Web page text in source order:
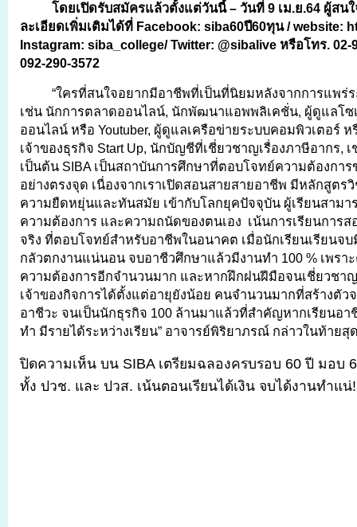
โดยเปิดรับสมัครแล้วตั้งแต่วันนี้ – วันที่ 9 เม.ย.64 ผู้สนใ
ละเอียดเพิ่มเติมได้ที่ Facebook: siba60ปี60ทุน / website:
Instagram: siba_college/ Twitter: @sibalive หรือโทร. 02-
092-290-3572
“ใครที่สนใจอยากมีอาชีพที่เป็นที่นิยมหลังจากการแพร่
เช่น นักการตลาดออนไลน์, นักพัฒนาแอพพลิเคชั่น, ผู้ดูแลโซ
ออนไลน์ หรือ Youtuber, ผู้ดูแลเครือข่ายระบบคอมพิวเตอร์ ห
เจ้าของธุรกิจ Start Up, นักบัญชีที่เชี่ยวชาญเรื่องภาษีอากร,
เป็นต้น SIBA เป็นสถาบันการศึกษาที่ตอบโจทย์ความต้องการ
อย่างตรงจุด เนื่องจากเราเปิดสอนสายสายอาชีพ มีหลักสูตร
ความยืดหยุ่นและทันสมัย เข้ากับโลกยุคปัจจุบัน ผู้เรียนสามา
ความต้องการ และความถนัดของตนเอง เน้นการเรียนการ
จริง ที่ตอบโจทย์สำหรับอาชีพในอนาคต เมื่อนักเรียนเรียนจ
กลัวตกงานแน่นอน จบอาชีวศึกษาแล้วมีงานทำ 100 % เพรา
ความต้องการอีกจำนวนมาก และหากฝึกฝนฝีมือจนเชี่ยวชา
เจ้าของกิจการได้ตั้งแต่อายุยังน้อย คนจำนวนมากที่สร้างตัว
อาชีวะ จนเป็นนักธุรกิจ 100 ล้านมาแล้วที่สำคัญหากเรียนอา
ทำ มีรายได้ระหว่างเรียน” อาจารย์พิริยาภรณ์ กล่าวในท้ายสุ
ปิดความเห็น บน SIBA เตรียมฉลองครบรอบ 60 ปี มอบ
ทั้ง ปวช. และ ปวส. เน้นตอนเรียนได้เงิน จบได้งานทำแน่!